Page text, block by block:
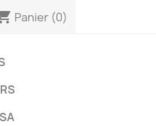
Panier (0)